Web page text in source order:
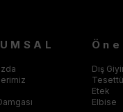
Dış
Etek
Elbise